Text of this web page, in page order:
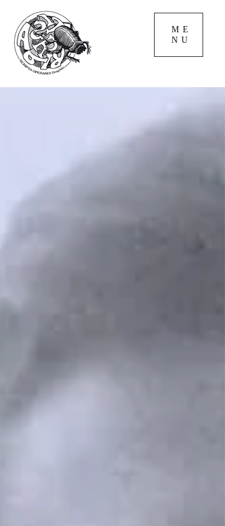
ME
NU